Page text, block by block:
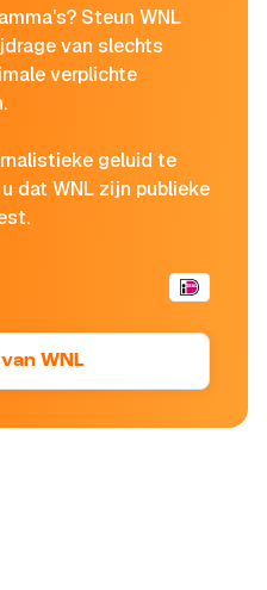
Steun WNL
van slechts
verplichte
geluid te
dat WNL zijn publieke
WNL